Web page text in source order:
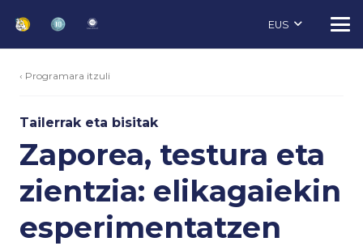
EUS
‹ Programara itzuli
Tailerrak eta bisitak
Zaporea, testura eta
zientzia: elikagaiekin
esperimentatzen